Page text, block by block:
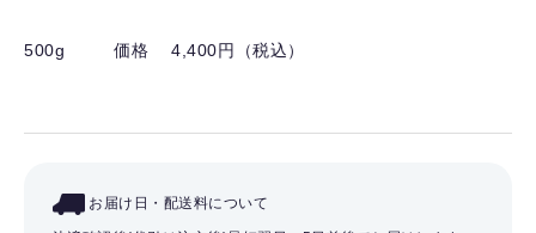
500g 価格 4,400円（税込）
お届け日・配送料について